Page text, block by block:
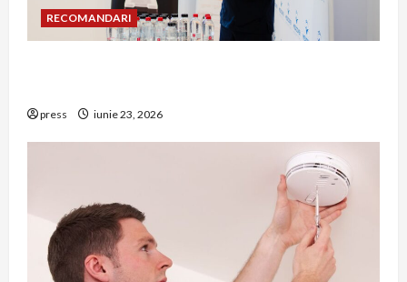
RECOMANDARI
press iunie 23, 2026